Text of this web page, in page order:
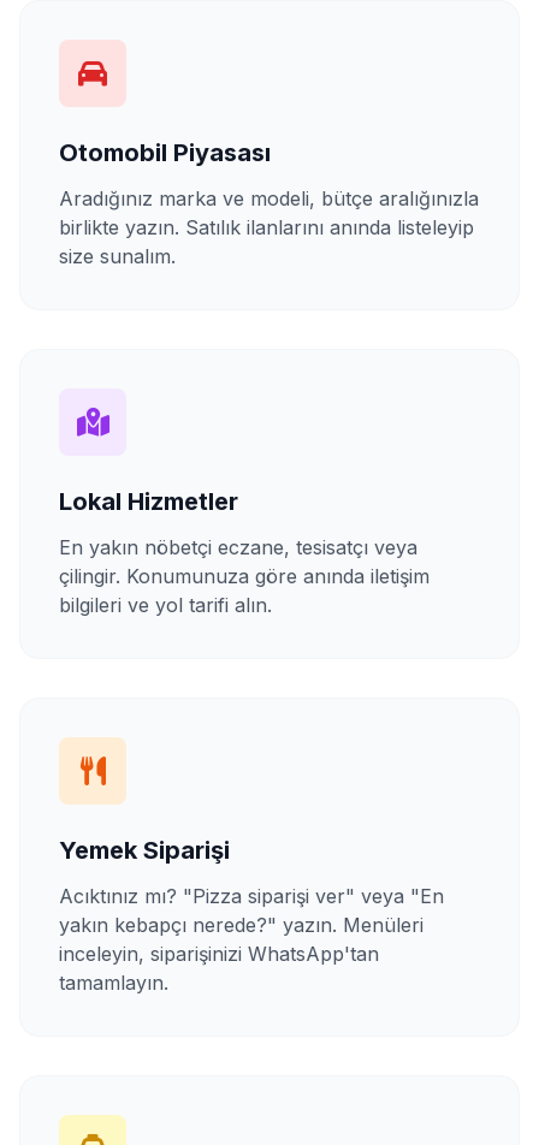
Otomobil Piyasası
Aradığınız marka ve modeli, bütçe aralığınızla
birlikte yazın. Satılık ilanlarını anında listeleyip
size sunalım.
Lokal Hizmetler
En yakın nöbetçi eczane, tesisatçı veya
çilingir. Konumunuza göre anında iletişim
bilgileri ve yol tarifi alın.
Yemek Siparişi
Acıktınız mı? "Pizza siparişi ver" veya "En
yakın kebapçı nerede?" yazın. Menüleri
inceleyin, siparişinizi WhatsApp'tan
tamamlayın.